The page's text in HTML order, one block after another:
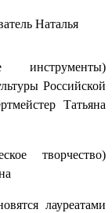
Наталья
Российской
Татьяна
творчество)
лауреатами